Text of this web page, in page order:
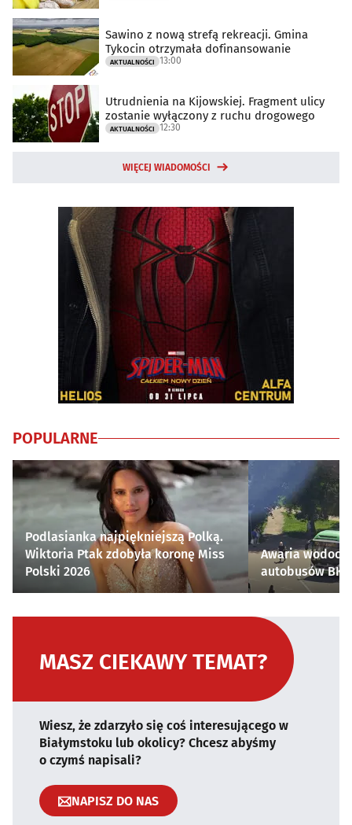
Sawino z nową strefą rekreacji. Gmina
Tykocin otrzymała dofinansowanie
AKTUALNOŚCI 13:00
Utrudnienia na Kijowskiej. Fragment ulicy
zostanie wyłączony z ruchu drogowego
AKTUALNOŚCI 12:30
WIĘCEJ WIADOMOŚCI
POPULARNE
Podlasianka najpiękniejszą Polką.
Wiktoria Ptak zdobyła koronę Miss
Polski 2026
Awaria
autobusów
MASZ CIEKAWY TEMAT?
Wiesz, że zdarzyło się coś interesującego w
Białymstoku lub okolicy? Chcesz abyśmy
o czymś napisali?
NAPISZ DO NAS